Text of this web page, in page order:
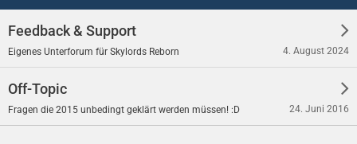
Feedback & Support
Eigenes Unterforum für Skylords Reborn 4. August 2024
Off-Topic
Fragen die 2015 unbedingt geklärt werden müssen! :D 24. Juni 2016